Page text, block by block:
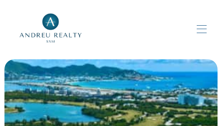
Inicio
Propiedades
▾
Contáctenos
Nombre de página personalizado